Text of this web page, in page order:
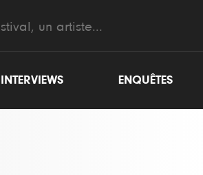
INTERVIEWS ENQUÊTES